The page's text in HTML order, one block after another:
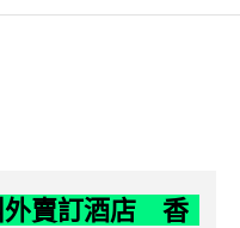
外賣訂酒店 香